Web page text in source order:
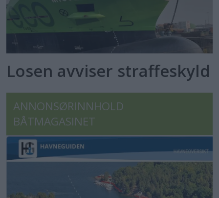
Losen avviser straffeskyld
ANNONSØRINNHOLD
BÅTMAGASINET